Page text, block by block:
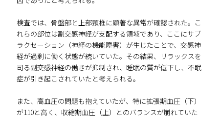
検査では、骨盤部と上部頸椎に顕著な異常が確認された。こ
れらの部位は副交感神経が支配する領域であり、ここにサブ
ラクセーション（神経の機能障害）が生じたことで、交感神
経が過剰に働く状態が続いていた。その結果、リラックスを
司る副交感神経の働きが抑制され、睡眠の質が低下し、不眠
症が引き起こされていたと考えられる。
また、高血圧の問題も抱えていたが、特に拡張期血圧（下）
が110と高く、収縮期血圧（上）とのバランスが崩れていた